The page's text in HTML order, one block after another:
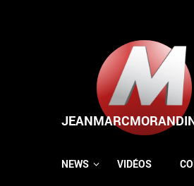
NEWS VIDÉOS